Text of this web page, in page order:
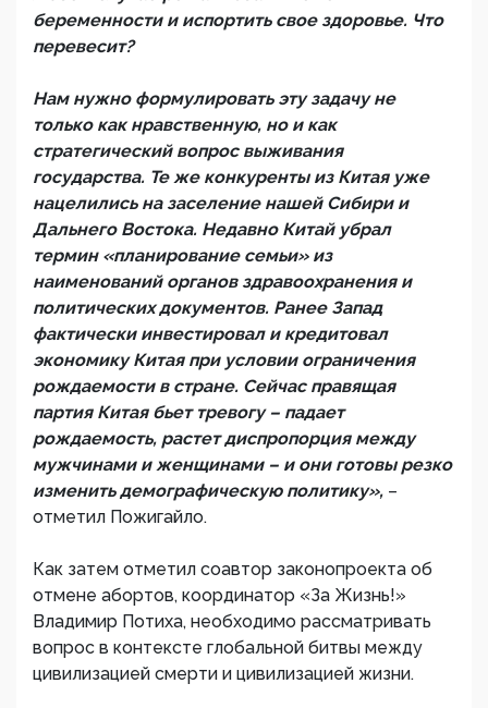
беременности и испортить свое здоровье. Что
перевесит?
Нам нужно формулировать эту задачу не
только как нравственную, но и как
стратегический вопрос выживания
государства. Те же конкуренты из Китая уже
нацелились на заселение нашей Сибири и
Дальнего Востока. Недавно Китай убрал
термин «планирование семьи» из
наименований органов здравоохранения и
политических документов. Ранее Запад
фактически инвестировал и кредитовал
экономику Китая при условии ограничения
рождаемости в стране. Сейчас правящая
партия Китая бьет тревогу – падает
рождаемость, растет диспропорция между
мужчинами и женщинами – и они готовы резко
изменить демографическую политику», –
отметил Пожигайло.
Как затем отметил соавтор законопроекта об
отмене абортов, координатор «За Жизнь!»
Владимир Потиха, необходимо рассматривать
вопрос в контексте глобальной битвы между
цивилизацией смерти и цивилизацией жизни.